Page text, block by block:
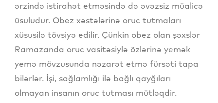
ərzində istirahət etməsində də əvəzsiz müalicə
üsuludur. Obez xəstələrinə oruc tutmaları
xüsusilə tövsiyə edilir. Çünkin obez olan şəxslər
Ramazanda oruc vasitəsiylə özlərinə yemək
yemə mövzusunda nəzarət etmə fürsəti tapa
bilərlər. İşi, sağlamlığı ilə bağlı qayğıları
olmayan insanın oruc tutması mütləqdir.